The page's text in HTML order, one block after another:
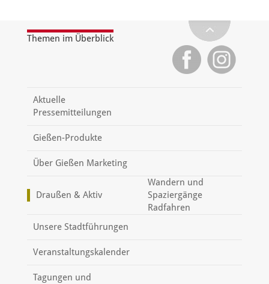
Themen im Überblick
Aktuelle
Pressemitteilungen
Gießen-Produkte
Über Gießen Marketing
Draußen & Aktiv
Wandern und
Spaziergänge
Radfahren
Unsere Stadtführungen
Veranstaltungskalender
Tagungen und